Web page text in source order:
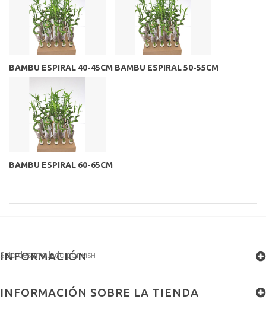
BAMBU ESPIRAL 40-45CM BAMBU ESPIRAL 50-55CM
BAMBU ESPIRAL 60-65CM
INFORMACIÓN
Sitio desarrollado porMSH
INFORMACIÓN SOBRE LA TIENDA